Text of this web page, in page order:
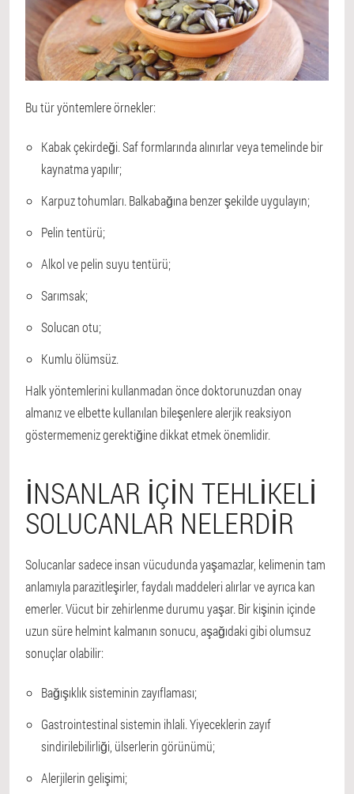
Bu tür yöntemlere örnekler:
Kabak çekirdeği. Saf formlarında alınırlar veya temelinde bir
kaynatma yapılır;
Karpuz tohumları. Balkabağına benzer şekilde uygulayın;
Pelin tentürü;
Alkol ve pelin suyu tentürü;
Sarımsak;
Solucan otu;
Kumlu ölümsüz.
Halk yöntemlerini kullanmadan önce doktorunuzdan onay
almanız ve elbette kullanılan bileşenlere alerjik reaksiyon
göstermemeniz gerektiğine dikkat etmek önemlidir.
İNSANLAR IÇIN TEHLIKELI
SOLUCANLAR NELERDIR
Solucanlar sadece insan vücudunda yaşamazlar, kelimenin tam
anlamıyla parazitleşirler, faydalı maddeleri alırlar ve ayrıca kan
emerler. Vücut bir zehirlenme durumu yaşar. Bir kişinin içinde
uzun süre helmint kalmanın sonucu, aşağıdaki gibi olumsuz
sonuçlar olabilir:
Bağışıklık sisteminin zayıflaması;
Gastrointestinal sistemin ihlali. Yiyeceklerin zayıf
sindirilebilirliği, ülserlerin görünümü;
Alerjilerin gelişimi;